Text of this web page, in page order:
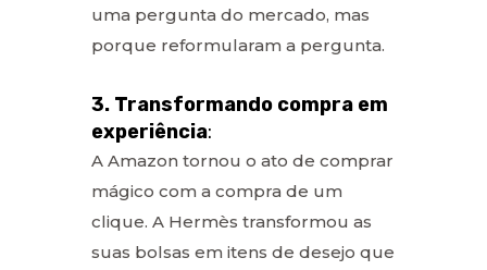
uma pergunta do mercado, mas
porque reformularam a pergunta.
3. Transformando compra em
experiência:
A Amazon tornou o ato de comprar
mágico com a compra de um
clique. A Hermès transformou as
suas bolsas em itens de desejo que